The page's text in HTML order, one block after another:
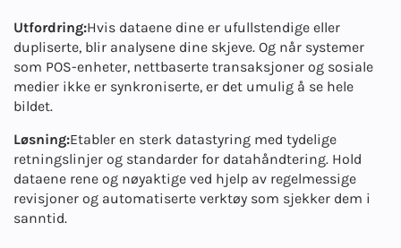
Utfordring:Hvis dataene dine er ufullstendige eller
dupliserte, blir analysene dine skjeve. Og når systemer
som POS-enheter, nettbaserte transaksjoner og sosiale
medier ikke er synkroniserte, er det umulig å se hele
bildet.
Løsning:Etabler en sterk datastyring med tydelige
retningslinjer og standarder for datahåndtering. Hold
dataene rene og nøyaktige ved hjelp av regelmessige
revisjoner og automatiserte verktøy som sjekker dem i
sanntid.